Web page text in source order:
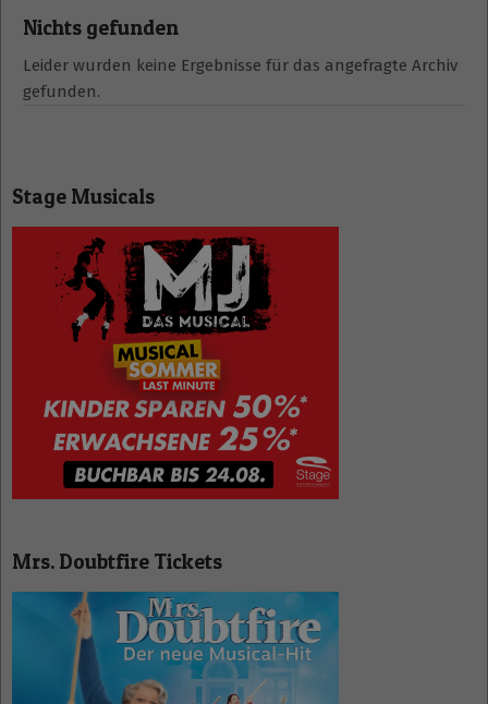
Nichts gefunden
Leider wurden keine Ergebnisse für das angefragte Archiv
gefunden.
Stage Musicals
Mrs. Doubtfire Tickets